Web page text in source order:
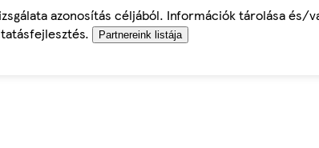
azonosítás céljából. Információk tárolása
Partnereink listája